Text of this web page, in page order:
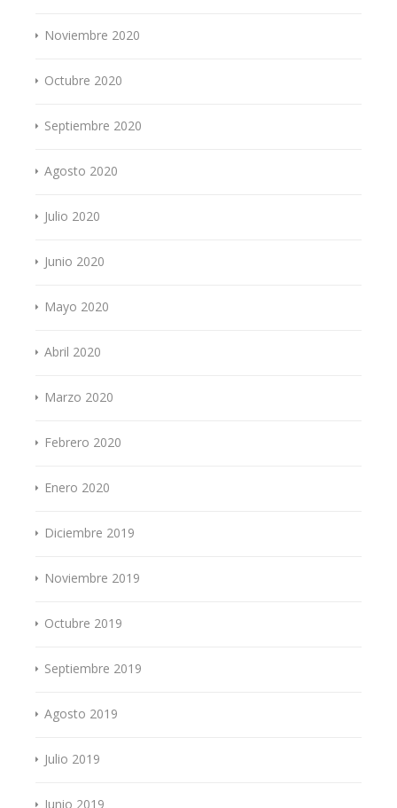
Noviembre 2020
Octubre 2020
Septiembre 2020
Agosto 2020
Julio 2020
Junio 2020
Mayo 2020
Abril 2020
Marzo 2020
Febrero 2020
Enero 2020
Diciembre 2019
Noviembre 2019
Octubre 2019
Septiembre 2019
Agosto 2019
Julio 2019
Junio 2019